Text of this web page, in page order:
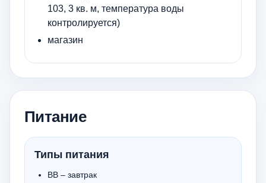
103, 3 кв. м, температура воды
контролируется)
магазин
Питание
Типы питания
BB – завтрак